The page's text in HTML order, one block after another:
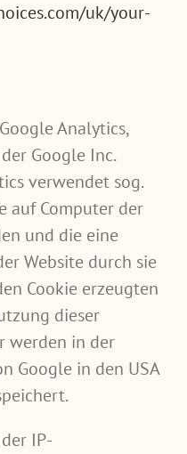
uk/your-
Analytics,
Google Inc.
verwendet sog.
auf Computer der
und die eine
Website durch sie
Cookie erzeugten
dieser
werden in der
Google in den USA
IP-